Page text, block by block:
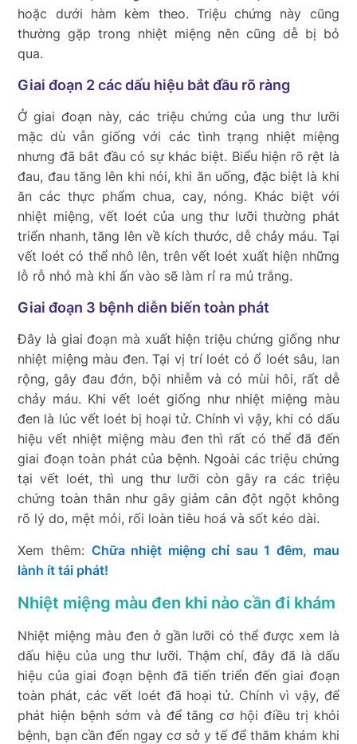
hoặc dưới hàm kèm theo. Triệu chứng này cũng
thường gặp trong nhiệt miệng nên cũng dễ bị bỏ
qua.
Giai đoạn 2 các dấu hiệu bắt đầu rõ ràng
Ở giai đoạn này, các triệu chứng của ung thư lưỡi
mặc dù vẫn giống với các tình trạng nhiệt miệng
nhưng đã bắt đầu có sự khác biệt. Biểu hiện rõ rệt là
đau, đau tăng lên khi nói, khi ăn uống, đặc biệt là khi
ăn các thực phẩm chua, cay, nóng. Khác biệt với
nhiệt miệng, vết loét của ung thư lưỡi thường phát
triển nhanh, tăng lên về kích thước, dễ chảy máu. Tại
vết loét có thể nhô lên, trên vết loét xuất hiện những
lỗ rỗ nhỏ mà khi ấn vào sẽ làm rỉ ra mủ trắng.
Giai đoạn 3 bệnh diễn biến toàn phát
Đây là giai đoạn mà xuất hiện triệu chứng giống như
nhiệt miệng màu đen. Tại vị trí loét có ổ loét sâu, lan
rộng, gây đau đớn, bội nhiễm và có mùi hôi, rất dễ
chảy máu. Khi vết loét giống như nhiệt miệng màu
đen là lúc vết loét bị hoại tử. Chính vì vậy, khi có dấu
hiệu vết nhiệt miệng màu đen thì rất có thể đã đến
giai đoạn toàn phát của bệnh. Ngoài các triệu chứng
tại vết loét, thì ung thư lưỡi còn gây ra các triệu
chứng toàn thân như gây giảm cân đột ngột không
rõ lý do, mệt mỏi, rối loàn tiêu hoá và sốt kéo dài.
Xem thêm: Chữa nhiệt miệng chỉ sau 1 đêm, mau
lành ít tái phát!
Nhiệt miệng màu đen khi nào cần đi khám
Nhiệt miệng màu đen ở gần lưỡi có thể được xem là
dấu hiệu của ung thư lưỡi. Thậm chí, đây đã là dấu
hiệu của giai đoạn bệnh đã tiến triển đến giai đoạn
toàn phát, các vết loét đã hoại tử. Chính vì vậy, để
phát hiện bệnh sớm và để tăng cơ hội điều trị khỏi
bệnh, bạn cần đến ngay cơ sở y tế để thăm khám khi